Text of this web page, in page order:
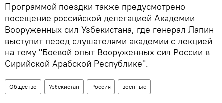
Программой поездки также предусмотрено
посещение российской делегацией Академии
Вооруженных сил Узбекистана, где генерал Лапин
выступит перед слушателями академии с лекцией
на тему "Боевой опыт Вооруженных сил России в
Сирийской Арабской Республике".
Общество Узбекистан Россия военные